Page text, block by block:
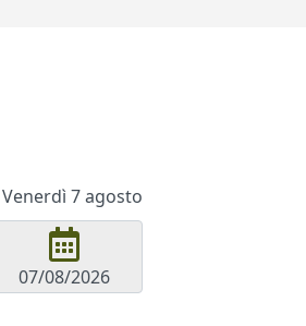
Venerdì 7 agosto